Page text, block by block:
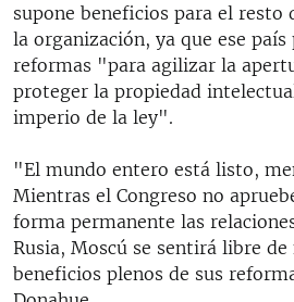
supone beneficios para el resto
la organización, ya que ese
reformas "para agilizar la
proteger la propiedad
imperio de la ley".
"El mundo entero está listo,
Mientras el Congreso no
forma permanente las
Rusia, Moscú se sentirá libre de
beneficios plenos de sus